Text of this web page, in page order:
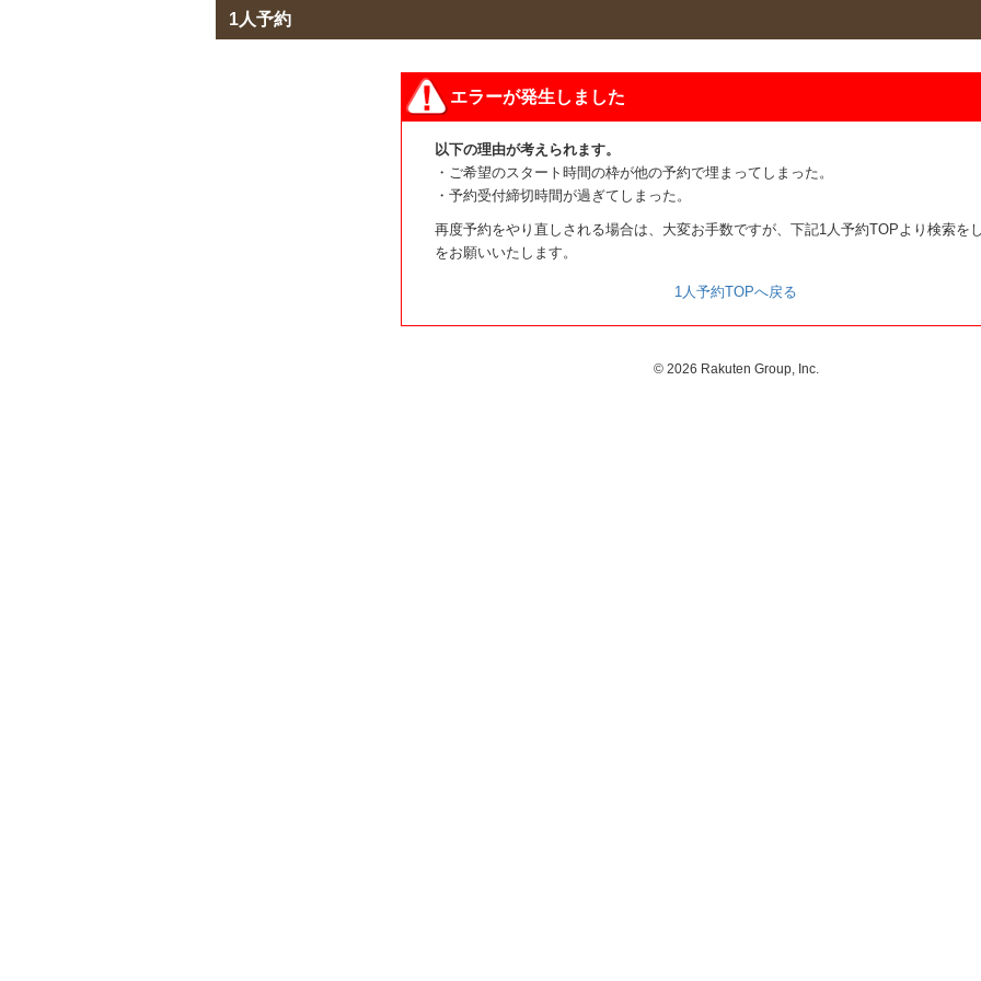
1人予約
エラーが発生しました
以下の理由が考えられます。
・ご希望のスタート時間の枠が他の予約で埋まってしまった。
・予約受付締切時間が過ぎてしまった。
再度予約をやり直しされる場合は、大変お手数ですが、下記1人予約TOPより検索を
をお願いいたします。
1人予約TOPへ戻る
© 2026 Rakuten Group, Inc.